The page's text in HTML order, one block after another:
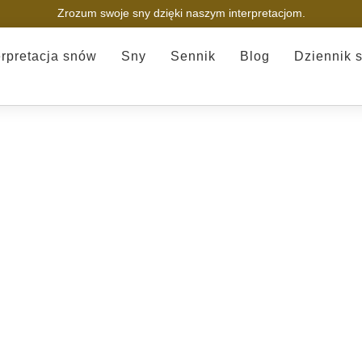
Zrozum swoje sny dzięki naszym interpretacjom.
snów Sny Sennik Blog Dziennik